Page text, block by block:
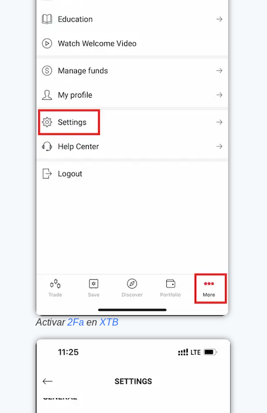
Activar2Fa en XTB